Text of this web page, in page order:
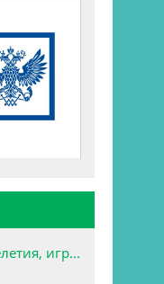
Сокол тысячелетия, игровой набор Star Wars Play-Doh